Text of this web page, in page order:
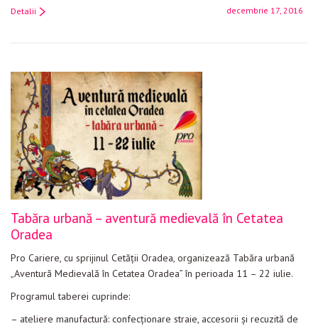
decembrie 17, 2016
Detalii
Tabăra urbană – aventură medievală în Cetatea
Oradea
Pro Cariere, cu sprijinul Cetății Oradea, organizează Tabăra urbană
„Aventură Medievală în Cetatea Oradea” în perioada 11 – 22 iulie.
Programul taberei cuprinde:
– ateliere manufactură: confecționare straie, accesorii și recuzită de